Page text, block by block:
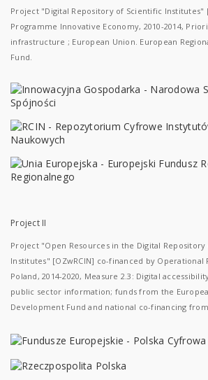
Project "Digital Repository of Scientific Institutes"
Programme Innovative Economy, 2010-2014,
infrastructure ; European Union. European
Fund.
Project II
Project "Open Resources in the Digital
Institutes" [OZwRCIN] co-financed by Operational
Poland, 2014-2020, Measure 2.3: Digital
public sector information; funds from the
Development Fund and national co-financing